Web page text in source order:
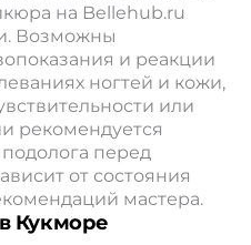
на Bellehub.ru
Возможны
и реакции
ногтей и кожи,
или
рекомендуется
перед
от состояния
мастера.
Кукморе